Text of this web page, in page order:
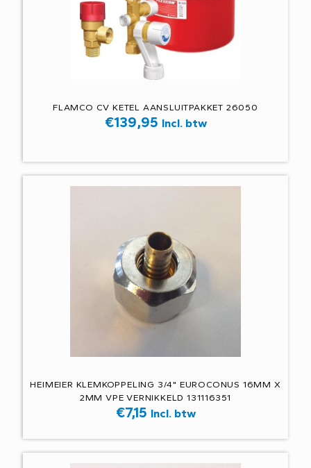
FLAMCO CV KETEL AANSLUITPAKKET 26050
€139,95 Incl. btw
HEIMEIER KLEMKOPPELING 3/4" EUROCONUS 16MM X
2MM VPE VERNIKKELD 131116351
€7,15 Incl. btw